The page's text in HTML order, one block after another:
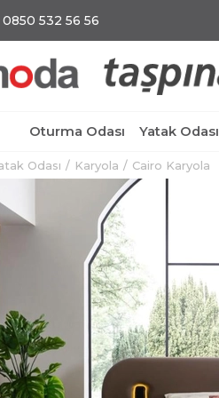
532 56 56
Oturma Odası Yatak Odası
Odası Karyola Cairo Karyola